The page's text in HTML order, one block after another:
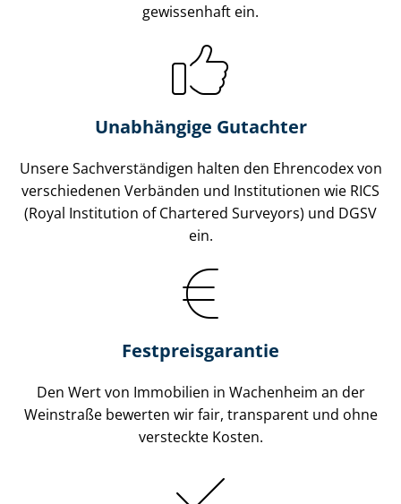
gewissenhaft ein.
Unabhängige Gutachter
Unsere Sach­ver­stän­di­gen halten den Ehrencodex von
verschiedenen Verbänden und Institutionen wie RICS
(Royal Institution of Chartered Surveyors) und DGSV
ein.
Festpreis​garantie
Den Wert von Immobilien in Wachenheim an der
Weinstraße bewerten wir fair, transparent und ohne
versteckte Kosten.